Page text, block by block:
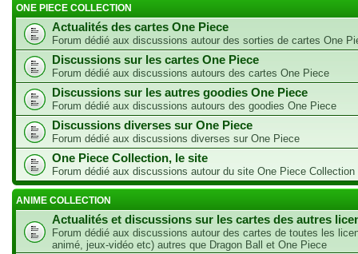
ONE PIECE COLLECTION
Actualités des cartes One Piece
Forum dédié aux discussions autour des sorties de cartes One
Discussions sur les cartes One Piece
Forum dédié aux discussions autours des cartes One Piece
Discussions sur les autres goodies One Piece
Forum dédié aux discussions autours des goodies One Piece
Discussions diverses sur One Piece
Forum dédié aux discussions diverses sur One Piece
One Piece Collection, le site
Forum dédié aux discussions autour du site One Piece Collection
ANIME COLLECTION
Actualités et discussions sur les cartes des autres
Forum dédié aux discussions autour des cartes de toutes les
animé, jeux-vidéo etc) autres que Dragon Ball et One Piece